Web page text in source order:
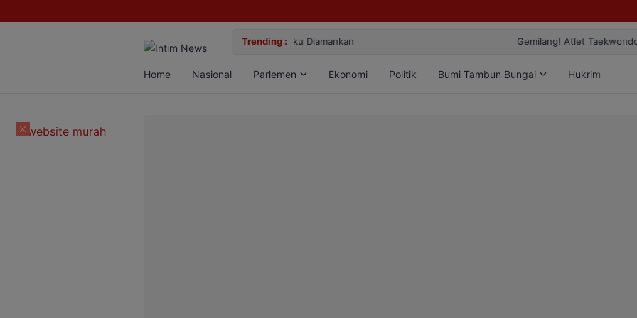
Trending : Gemilang! Atlet Taekwondo Kobar Panen 89 Medali di Ajang Bergengsi
Home Nasional Parlemen Ekonomi Politik Bumi Tambun Bungai Hukrim